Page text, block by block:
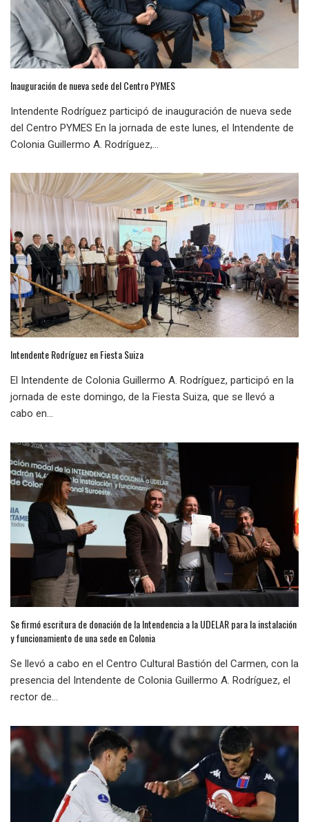
Inauguración de nueva sede del Centro PYMES
Intendente Rodríguez participó de inauguración de nueva sede
del Centro PYMES En la jornada de este lunes, el Intendente de
Colonia Guillermo A. Rodríguez,...
Intendente Rodríguez en Fiesta Suiza
El Intendente de Colonia Guillermo A. Rodríguez, participó en la
jornada de este domingo, de la Fiesta Suiza, que se llevó a
cabo en...
Se firmó escritura de donación de la Intendencia a la UDELAR para la instalación
y funcionamiento de una sede en Colonia
Se llevó a cabo en el Centro Cultural Bastión del Carmen, con la
presencia del Intendente de Colonia Guillermo A. Rodríguez, el
rector de...